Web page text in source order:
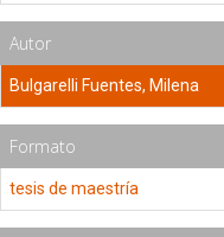
Autor
Bulgarelli Fuentes, Milena
Formato
tesis de maestría